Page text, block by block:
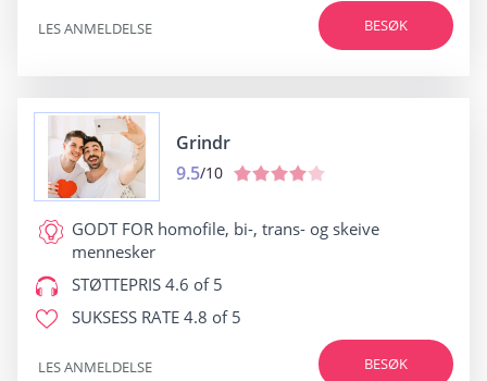
BESØK
LES ANMELDELSE
Grindr
9.5/10
GODT FOR homofile, bi-, trans- og skeive
mennesker
STØTTEPRIS 4.6 of 5
SUKSESS RATE 4.8 of 5
BESØK
LES ANMELDELSE